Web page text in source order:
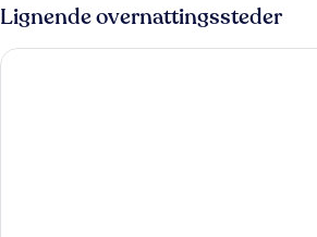
Lignende overnattingssteder
The Hoxton, Florence